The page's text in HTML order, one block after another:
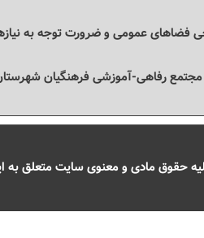
فضاهای عمومی و ضرورت توجه به
حقوق مادی و معنوی سایت متعلق